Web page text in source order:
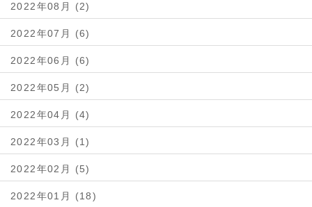
2022年08月 (2)
2022年07月 (6)
2022年06月 (6)
2022年05月 (2)
2022年04月 (4)
2022年03月 (1)
2022年02月 (5)
2022年01月 (18)